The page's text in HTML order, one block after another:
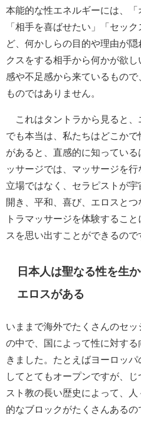
本能的な性エネルギーには、「
「相手を喜ばせたい」「セッ
ど、何かしらの目的や理由が
クスをする相手から何かが欲
感や不足感から来ているもの
ものではありません。
これはタントラから見ると、
でも本当は、私たちはどこか
があると、直感的に知ってい
ッサージでは、マッサージを
立場ではなく、セラピストが
開き、平和、喜び、エロスと
トラマッサージを体験するこ
スを思い出すことができるので
日本人は聖なる性を生
エロスがある
いままで海外でたくさんのセ
の中で、国によって性に対する
きました。たとえばヨーロッ
してとてもオープンですが、
スト教の長い歴史によって、
的なブロックがたくさんあるの